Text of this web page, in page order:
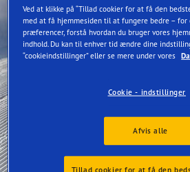
Ved at klikke på “Tillad cookier for at få den
med at få hjemmesiden til at fungere bedre – for
præferencer, forstå hvordan du bruger vores
indhold. Du kan til enhver tid ændre dine
“cookieindstillinger” eller se mere under vores
Cookie - indstillinger
Afvis alle
Tillad cookier for at få den